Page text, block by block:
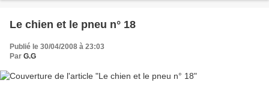
Le chien et le pneu n° 18
Publié le 30/04/2008 à 23:03
Par G.G